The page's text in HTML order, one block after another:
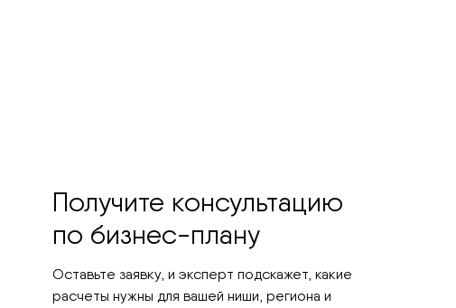
Получите консультацию
по бизнес-плану
Оставьте заявку, и эксперт подскажет, какие
расчеты нужны для вашей ниши, региона и